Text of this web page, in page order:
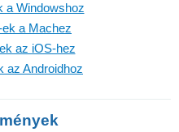
a Windowshoz
a Machez
az iOS-hez
az Androidhoz